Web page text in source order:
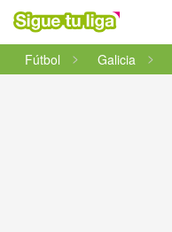
Fútbol
Galicia